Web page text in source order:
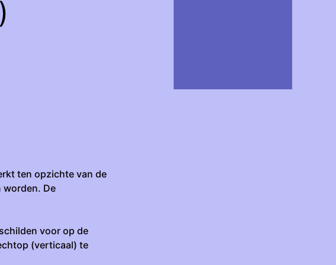
ten opzichte van de
worden. De
voor op de
(verticaal) te